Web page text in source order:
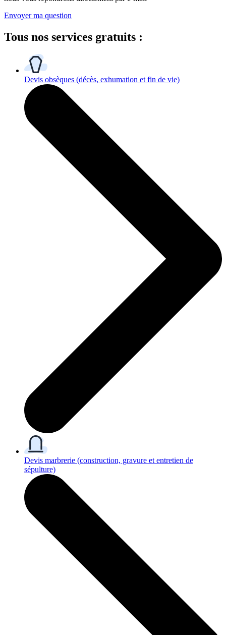
Envoyer ma question
Tous nos services gratuits :
Devis obsèques (décès, exhumation et fin de vie)
Devis marbrerie (construction, gravure et entretien de
sépulture)